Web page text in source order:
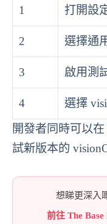
1 打開設
2 選擇通
3 啟用測
4
選擇
開發者同時可以
試新版本的
想睇更深入
前往 The